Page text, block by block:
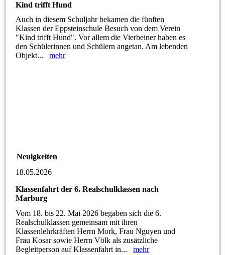
Kind trifft Hund
Auch in diesem Schuljahr bekamen die fünften
Klassen der Eppsteinschule Besuch von dem Verein
"Kind trifft Hund". Vor allem die Vierbeiner haben es
den Schülerinnen und Schülern angetan. Am lebenden
Objekt...mehr
Neuigkeiten
18.05.2026
Klassenfahrt der 6. Realschulklassen nach
Marburg
Vom 18. bis 22. Mai 2026 begaben sich die 6.
Realschulklassen gemeinsam mit ihren
Klassenlehrkräften Herrn Mork, Frau Nguyen und
Frau Kosar sowie Herrn Völk als zusätzliche
Begleitperson auf Klassenfahrt in...mehr